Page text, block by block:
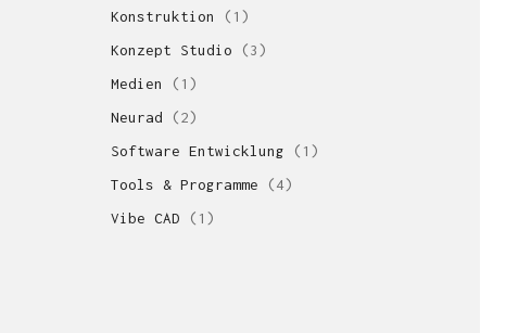
Konstruktion (1)
Konzept Studio (3)
Medien (1)
Neurad (2)
Software Entwicklung (1)
Tools & Programme (4)
Vibe CAD (1)